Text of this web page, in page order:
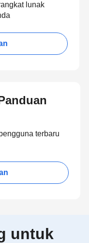
lunak
terbaru
untuk